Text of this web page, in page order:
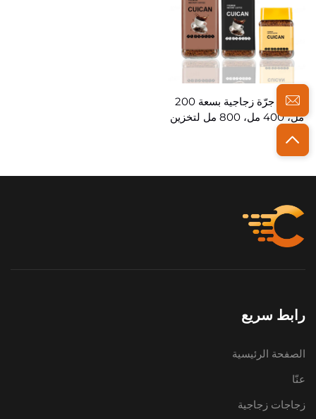
جملة جرّة زجاجية بسعة 200
مل، 400 مل، 800 مل لتخزين
الشاي والسكر والقهوة
رابط سريع
الصفحة الرئيسية
عنّا
زجاجات زجاجية